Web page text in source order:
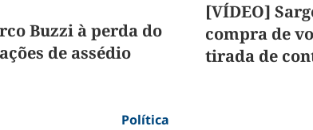
Buzzi à perda do
de assédio
[VÍDEO]
compra de
tirada de
Política